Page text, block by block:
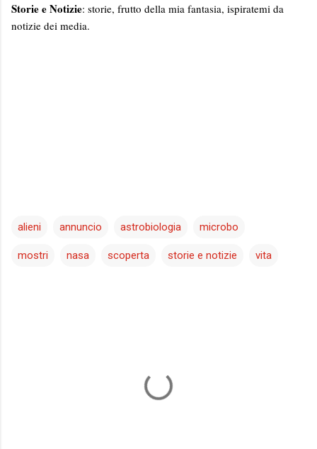
Storie e Notizie: storie, frutto della mia fantasia, ispiratemi da
notizie dei media.
alieni annuncio astrobiologia microbo
mostri nasa scoperta storie e notizie vita